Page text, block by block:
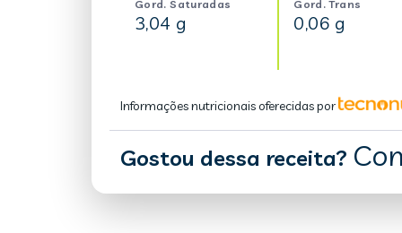
Gord. Saturadas
3,04 g
Gord. Trans
0,06 g
Informações nutricionais oferecidas por
Gostou dessa receita?